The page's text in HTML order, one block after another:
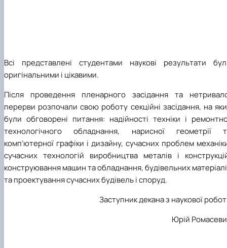
Всі представлені студентами наукові результати
оригінальними і цікавими.
Після проведення пленарного засідання та
перерви розпочали свою роботу секційні засідання, на
були обговорені питання: надійності техніки і
технологічного обладнання, нарисної геометрії
комп’ютерної графіки і дизайну, сучасних проблем
сучасних технологій виробництва металів і
конструювання машин та обладнання, будівельних
та проектування сучасних будівель і споруд.
Заступник декана з наукової
Юрій